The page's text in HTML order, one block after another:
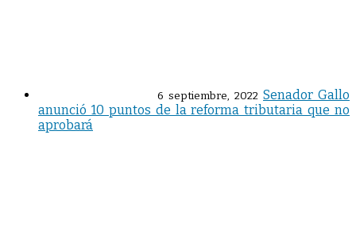
6 septiembre, 2022 Senador Gallo
anunció 10 puntos de la reforma tributaria que no
aprobará